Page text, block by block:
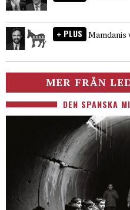
PLUS Mamdanis
MER FRÅN
DEN SPANSKA